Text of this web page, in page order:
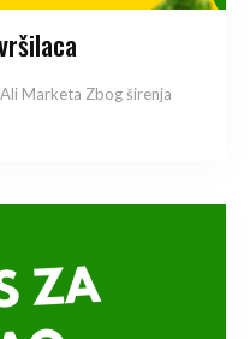
Marketa Zbog širenja